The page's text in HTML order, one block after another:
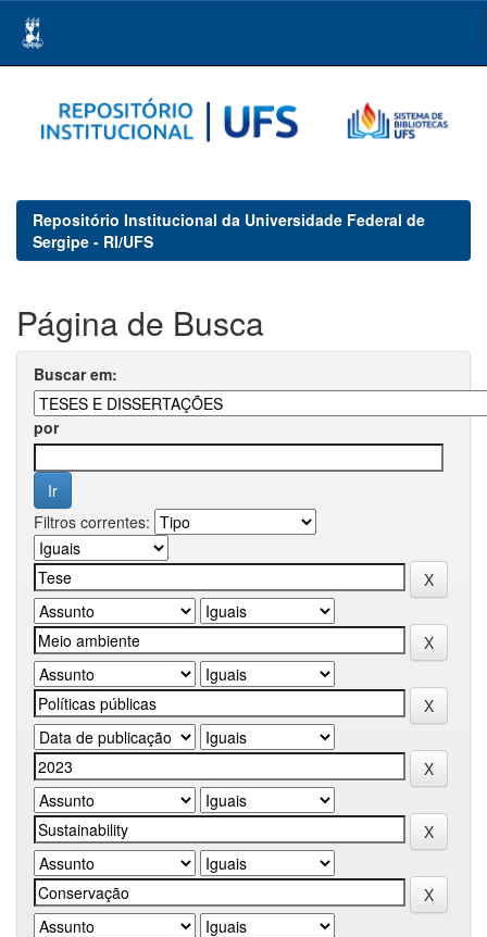
navigation
Repositório Institucional da Universidade Federal de
Sergipe - RI/UFS
Página de Busca
Buscar em:
por
Filtros correntes: